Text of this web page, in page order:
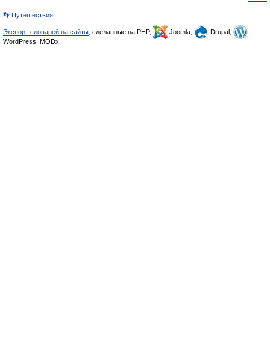
👣 Путешествия
Экспорт словарей на сайты , сделанные на PHP, Joomla,
Drupal,
WordPress, MODx.